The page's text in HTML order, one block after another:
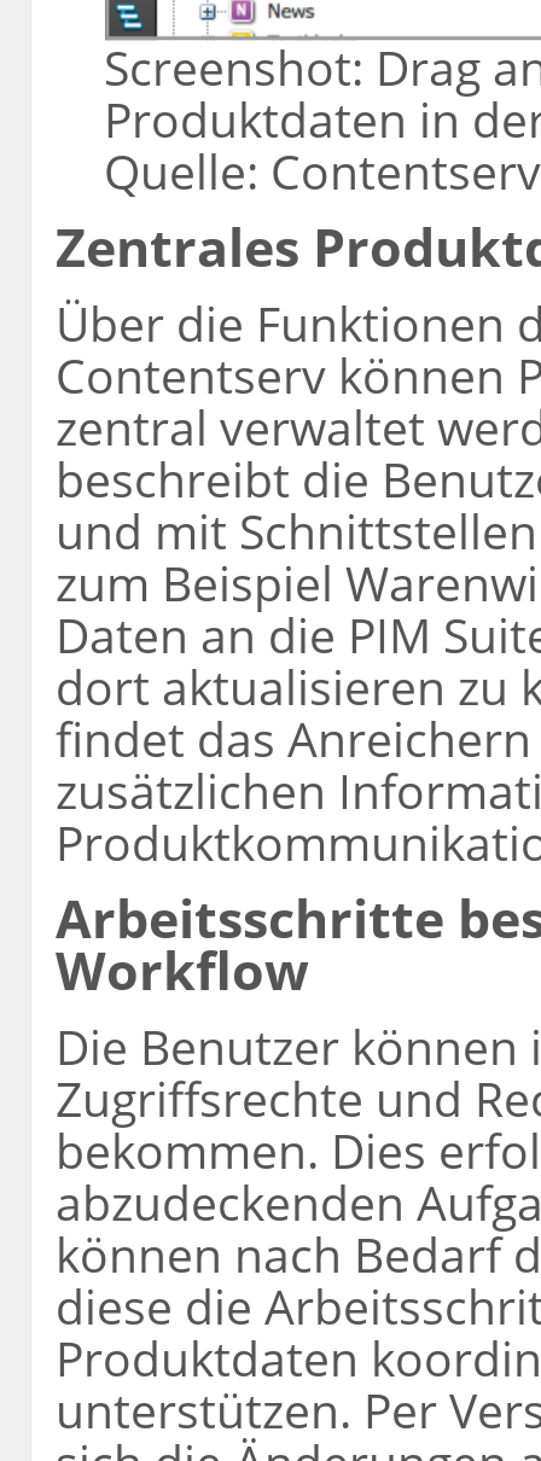
Screenshot: Drag
Produktdaten in
Quelle:
Zentrales
Über die Funktionen
Contentserv können
zentral verwaltet
beschreibt die
und mit
zum Beispiel
Daten an die PIM
dort aktualisieren zu
findet das
zusätzlichen
Arbeitsschritte
Workflow
Die Benutzer können
Zugriffsrechte und
bekommen. Dies
abzudeckenden
können nach Bedarf
diese die
Produktdaten
unterstützen. Per